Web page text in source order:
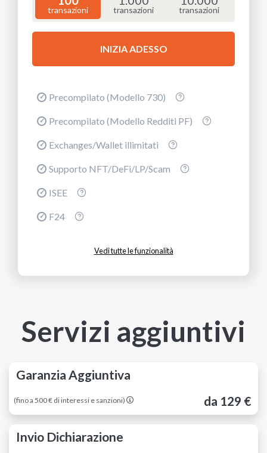
transazioni transazioni transazioni
INIZIA ADESSO
Precompilato (Modello 730)
Precompilato (Modello Redditi PF)
Exchanges/Wallet illimitati
Supporto NFT/DeFi/LP/Scam
ISEE
F24
Vedi tutte le funzionalità
Servizi aggiuntivi
Garanzia Aggiuntiva
(fino a 500 € di interessi e sanzioni) da 129 €
Invio Dichiarazione